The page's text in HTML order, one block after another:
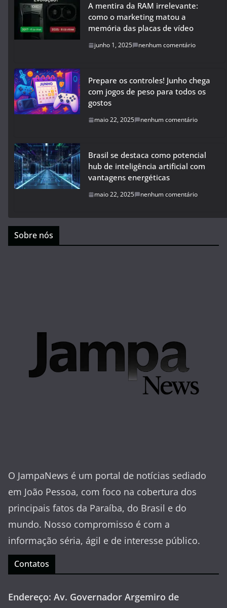
A mentira da RAM irrelevante:
como o marketing matou a
memória das placas de vídeo
junho 1, 2025 nenhum comentário
Prepare os controles! Junho chega
com jogos de peso para todos os
gostos
maio 22, 2025 nenhum comentário
Brasil se destaca como potencial
hub de inteligência artificial com
vantagens energéticas
maio 22, 2025 nenhum comentário
Sobre nós
O JampaNews é um portal de notícias sediado
em João Pessoa, com foco na cobertura dos
principais fatos da Paraíba, do Brasil e do
mundo. Nosso compromisso é com a
informação séria, ágil e de interesse público.
Contatos
Endereço: Av. Governador Argemiro de